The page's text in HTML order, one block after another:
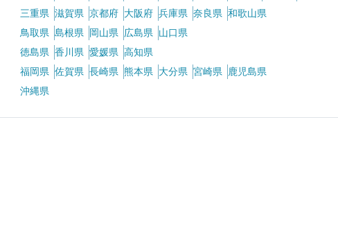
三重県 滋賀県 京都府 大阪府 兵庫県 奈良県 和歌山県
鳥取県 島根県 岡山県 広島県
山口県
徳島県 香川県 愛媛県 高知県
福岡県 佐賀県 長崎県 熊本県 大分県 宮崎県
鹿児島県
沖縄県